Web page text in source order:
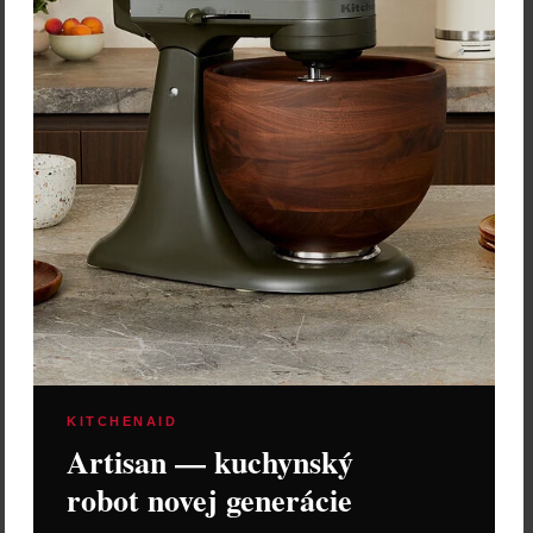
KITCHENAID
Artisan — kuchynský
robot novej generácie